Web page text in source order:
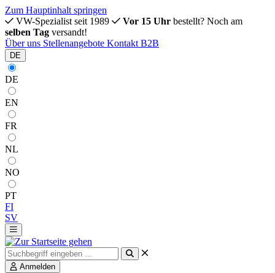
Zum Hauptinhalt springen
VW-Spezialist seit 1989
Vor 15 Uhr bestellt? Noch am
selben Tag versandt!
Über uns Stellenangebote Kontakt B2B
DE
DE
EN
FR
NL
NO
PT
FI
SV
Anmelden